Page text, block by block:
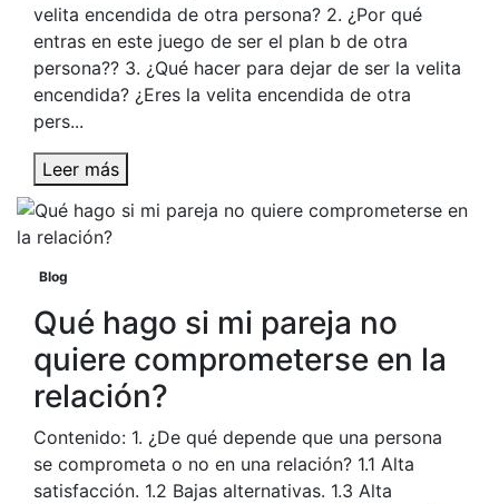
velita encendida de otra persona? 2. ¿Por qué
entras en este juego de ser el plan b de otra
persona?? 3. ¿Qué hacer para dejar de ser la velita
encendida? ¿Eres la velita encendida de otra
pers...
Leer más
Blog
Qué hago si mi pareja no
quiere comprometerse en la
relación?
Contenido: 1. ¿De qué depende que una persona
se comprometa o no en una relación? 1.1 Alta
satisfacción. 1.2 Bajas alternativas. 1.3 Alta